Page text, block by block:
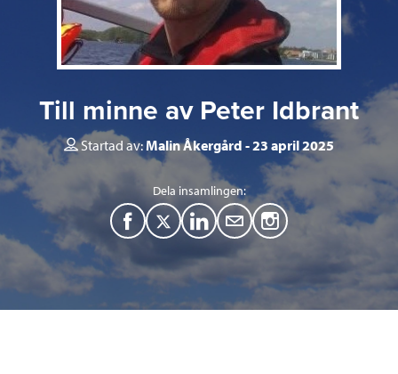
Till minne av Peter Idbrant
Startad av:Malin Åkergård 23 april 2025
Dela insamlingen:
F
T
L
i
M